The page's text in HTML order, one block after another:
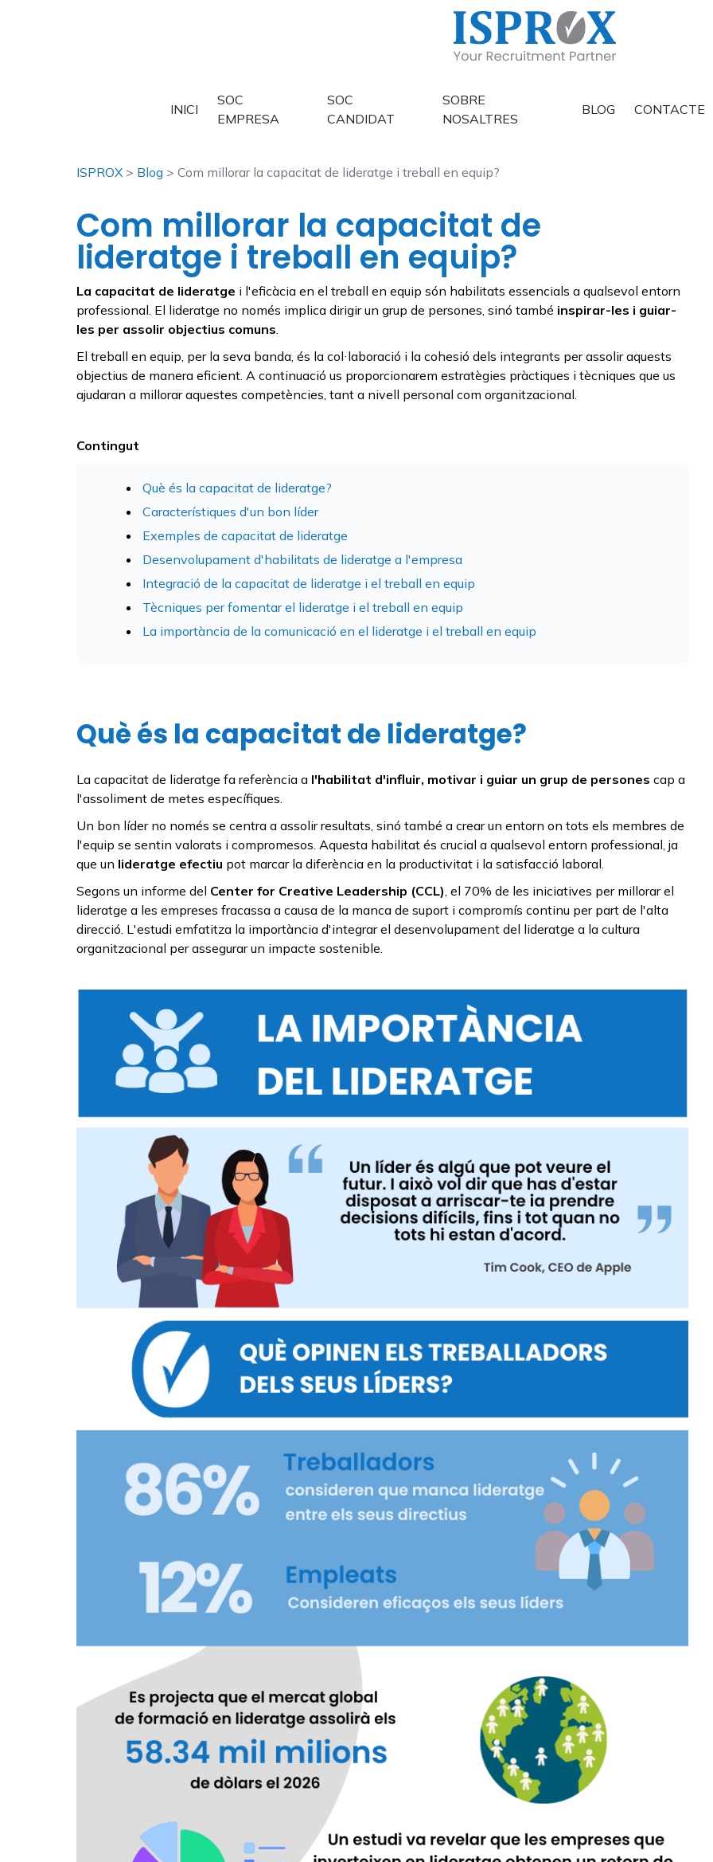
INICI
SOC
EMPRESA
SOC
CANDIDAT
SOBRE
NOSALTRES
BLOG CONTACTE
ISPROX > Blog > Com millorar la capacitat de lideratge i treball en equip?
Com millorar la capacitat de
lideratge i treball en equip?
La capacitat de lideratge i l'eficàcia en el treball en equip són habilitats essencials a qualsevol entorn
professional. El lideratge no només implica dirigir un grup de persones, sinó també inspirar-les i guiar-
les per assolir objectius comuns.
El treball en equip, per la seva banda, és la col·laboració i la cohesió dels integrants per assolir aquests
objectius de manera eficient. A continuació us proporcionarem estratègies pràctiques i tècniques que us
ajudaran a millorar aquestes competències, tant a nivell personal com organitzacional.
Contingut
Què és la capacitat de lideratge?
Característiques d'un bon líder
Exemples de capacitat de lideratge
Desenvolupament d'habilitats de lideratge a l'empresa
Integració de la capacitat de lideratge i el treball en equip
Tècniques per fomentar el lideratge i el treball en equip
La importància de la comunicació en el lideratge i el treball en equip
Què és la capacitat de lideratge?
La capacitat de lideratge fa referència a l'habilitat d'influir, motivar i guiar un grup de persones cap a
l'assoliment de metes específiques.
Un bon líder no només se centra a assolir resultats, sinó també a crear un entorn on tots els membres de
l'equip se sentin valorats i compromesos. Aquesta habilitat és crucial a qualsevol entorn professional, ja
que un lideratge efectiu pot marcar la diferència en la productivitat i la satisfacció laboral.
Segons un informe del Center for Creative Leadership (CCL), el 70% de les iniciatives per millorar el
lideratge a les empreses fracassa a causa de la manca de suport i compromís continu per part de l'alta
direcció. L'estudi emfatitza la importància d'integrar el desenvolupament del lideratge a la cultura
organitzacional per assegurar un impacte sostenible.